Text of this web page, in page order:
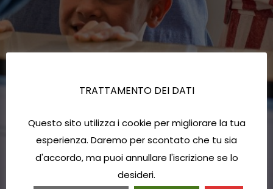
TRATTAMENTO DEI DATI
Questo sito utilizza i cookie per migliorare la tua
esperienza. Daremo per scontato che tu sia
d'accordo, ma puoi annullare l'iscrizione se lo
desideri.